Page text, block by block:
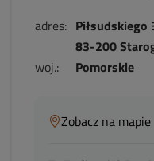
adres: Piłsudskiego
83-200
woj.:
Pomorskie
Zobacz na mapie